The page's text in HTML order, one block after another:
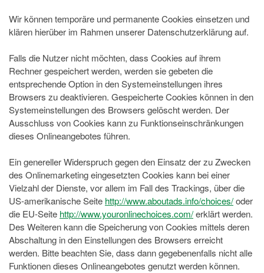
Wir können temporäre und permanente Cookies einsetzen und
klären hierüber im Rahmen unserer Datenschutzerklärung auf.
Falls die Nutzer nicht möchten, dass Cookies auf ihrem
Rechner gespeichert werden, werden sie gebeten die
entsprechende Option in den Systemeinstellungen ihres
Browsers zu deaktivieren. Gespeicherte Cookies können in den
Systemeinstellungen des Browsers gelöscht werden. Der
Ausschluss von Cookies kann zu Funktionseinschränkungen
dieses Onlineangebotes führen.
Ein genereller Widerspruch gegen den Einsatz der zu Zwecken
des Onlinemarketing eingesetzten Cookies kann bei einer
Vielzahl der Dienste, vor allem im Fall des Trackings, über die
US-amerikanische Seite http://www.aboutads.info/choices/oder
die EU-Seite http://www.youronlinechoices.com/erklärt werden.
Des Weiteren kann die Speicherung von Cookies mittels deren
Abschaltung in den Einstellungen des Browsers erreicht
werden. Bitte beachten Sie, dass dann gegebenenfalls nicht alle
Funktionen dieses Onlineangebotes genutzt werden können.